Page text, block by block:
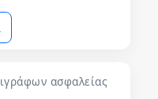
ασφαλείας